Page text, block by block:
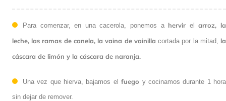
Para comenzar, en una cacerola, ponemos a hervir elarroz, la
leche, las ramas de canela, la vaina de vainilla cortada por la mitad, la
cáscara de limón y la cáscara de naranja.
Una vez que hierva, bajamos elfuego y cocinamos durante 1 hora
sin dejar de remover.